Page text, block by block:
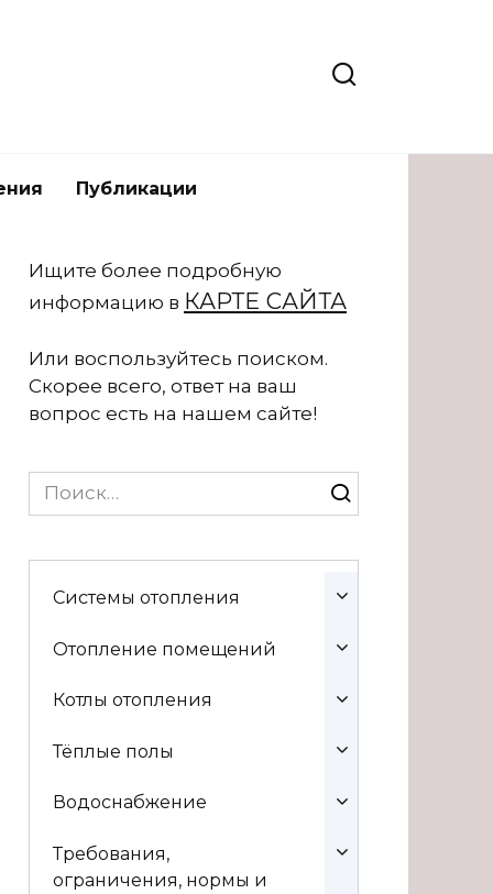
Публикации
Ищите более подробную
информацию в КАРТЕ САЙТА
Или воспользуйтесь поиском.
Скорее всего, ответ на ваш
вопрос есть на нашем сайте!
Search
for:
Системы отопления
Отопление помещений
Котлы отопления
Тёплые полы
Водоснабжение
Требования,
ограничения, нормы и